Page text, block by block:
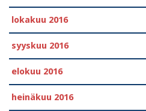
lokakuu 2016
syyskuu 2016
elokuu 2016
heinäkuu 2016